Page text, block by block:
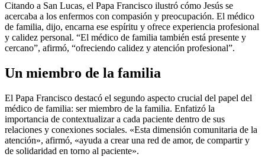
Citando a San Lucas, el Papa Francisco ilustró cómo Jesús se
acercaba a los enfermos con compasión y preocupación. El médico
de familia, dijo, encarna ese espíritu y ofrece experiencia profesional
y calidez personal. “El médico de familia también está presente y
cercano”, afirmó, “ofreciendo calidez y atención profesional”.
Un miembro de la familia
El Papa Francisco destacó el segundo aspecto crucial del papel del
médico de familia: ser miembro de la familia. Enfatizó la
importancia de contextualizar a cada paciente dentro de sus
relaciones y conexiones sociales. «Esta dimensión comunitaria de la
atención», afirmó, «ayuda a crear una red de amor, de compartir y
de solidaridad en torno al paciente».